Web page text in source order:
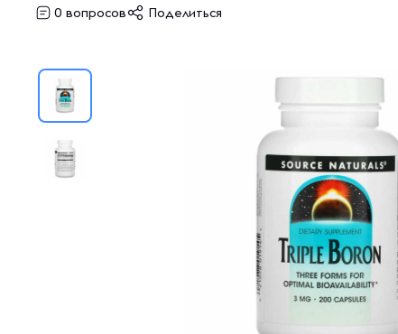
0 вопросов Поделиться